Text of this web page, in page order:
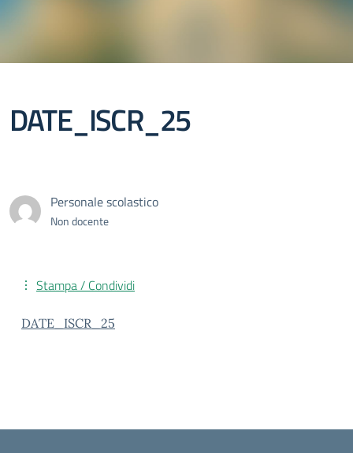
DATE_ISCR_25
Personale scolastico
Non docente
Stampa / Condividi
DATE_ISCR_25